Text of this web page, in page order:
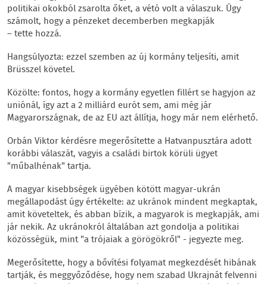
politikai okokból zsarolta őket, a vétó volt a válaszuk. Úgy
számolt, hogy a pénzeket decemberben megkapják
– tette hozzá.
Hangsúlyozta: ezzel szemben az új kormány teljesíti, amit
Brüsszel követel.
Közölte: fontos, hogy a kormány egyetlen fillért se hagyjon az
uniónál, így azt a 2 milliárd eurót sem, ami még jár
Magyarországnak, de az EU azt állítja, hogy már nem elérhető.
Orbán Viktor kérdésre megerősítette a Hatvanpusztára adott
korábbi válaszát, vagyis a családi birtok körüli ügyet
"műbalhénak" tartja.
A magyar kisebbségek ügyében kötött magyar-ukrán
megállapodást úgy értékelte: az ukránok mindent megkaptak,
amit követeltek, és abban bízik, a magyarok is megkapják, ami
jár nekik. Az ukránokról általában azt gondolja a politikai
közösségük, mint "a trójaiak a görögökről" - jegyezte meg.
Megerősítette, hogy a bővítési folyamat megkezdését hibának
tartják, és meggyőződése, hogy nem szabad Ukrajnát felvenni